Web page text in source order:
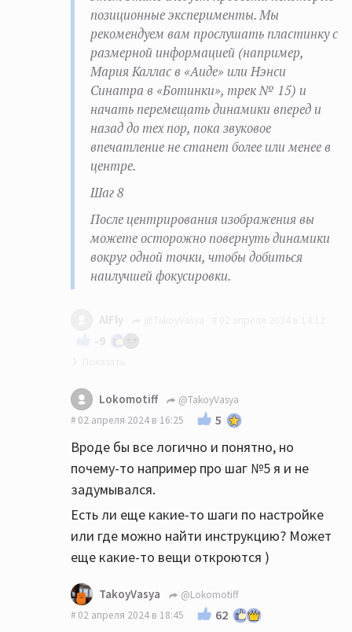
позиционные эксперименты. Мы
рекомендуем вам прослушать пластинку с
размерной информацией (например,
Мария Каллас в «Аиде» или Нэнси
Синатра в «Ботинки», трек № 15) и
начать перемещать динамики вперед и
назад до тех пор, пока звуковое
впечатление не станет более или менее в
центре.
Шаг 8
После центрирования изображения вы
можете осторожно повернуть динамики
вокруг одной точки, чтобы добиться
наилучшей фокусировки.
AlFly
-9
Золотая инструкция! Пришёл к тем же
выводам опытным путём.
Lokomotiff
@TakoyVasya
02 апреля 2024 в 16:25
5
Вроде бы все логично и понятно, но
почему-то например про шаг №5 я и не
задумывался.
Есть ли еще какие-то шаги по настройке
или где можно найти инструкцию? Может
еще какие-то вещи откроются )
TakoyVasya
@Lokomotiff
02 апреля 2024 в 18:45
62